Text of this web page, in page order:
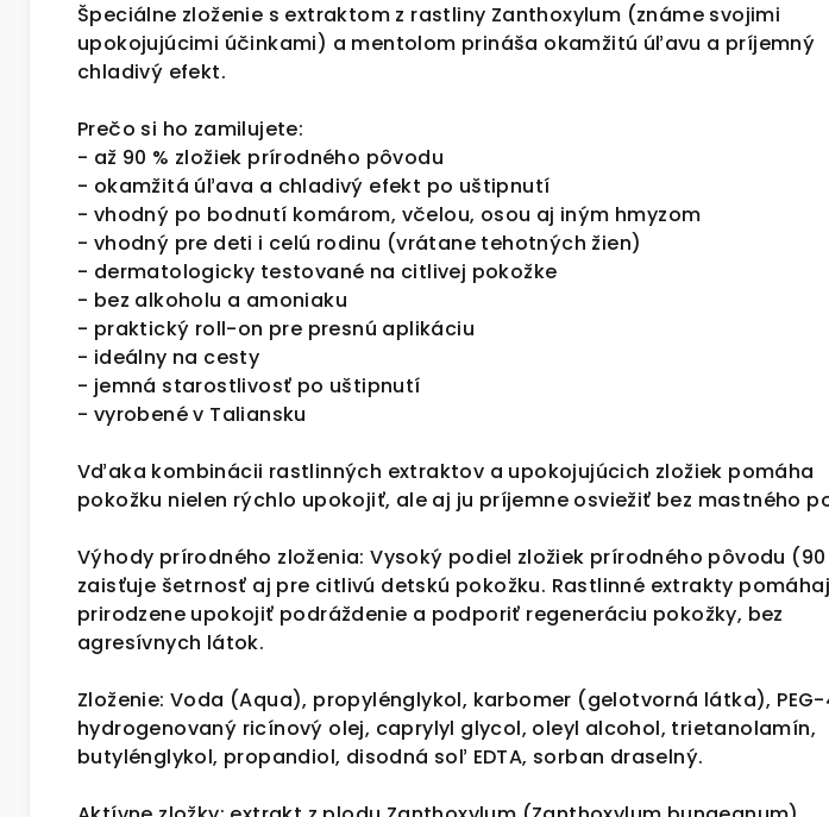
Špeciálne zloženie s extraktom z rastliny Zanthoxylum (známe svojimi
upokojujúcimi účinkami) a mentolom prináša okamžitú úľavu a príjemný
chladivý efekt.
Prečo si ho zamilujete:
- až 90 % zložiek prírodného pôvodu
- okamžitá úľava a chladivý efekt po uštipnutí
- vhodný po bodnutí komárom, včelou, osou aj iným hmyzom
- vhodný pre deti i celú rodinu (vrátane tehotných žien)
- dermatologicky testované na citlivej pokožke
- bez alkoholu a amoniaku
- praktický roll-on pre presnú aplikáciu
- ideálny na cesty
- jemná starostlivosť po uštipnutí
- vyrobené v Taliansku
Vďaka kombinácii rastlinných extraktov a upokojujúcich zložiek pomáha
pokožku nielen rýchlo upokojiť, ale aj ju príjemne osviežiť bez mastného
Výhody prírodného zloženia: Vysoký podiel zložiek prírodného pôvodu
zaisťuje šetrnosť aj pre citlivú detskú pokožku. Rastlinné extrakty
prirodzene upokojiť podráždenie a podporiť regeneráciu pokožky, bez
agresívnych látok.
Zloženie: Voda (Aqua), propylénglykol, karbomer (gelotvorná látka),
hydrogenovaný ricínový olej, caprylyl glycol, oleyl alcohol, trietanolamín,
butylénglykol, propandiol, disodná soľ EDTA, sorban draselný.